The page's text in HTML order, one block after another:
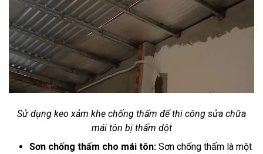
Sử dụng keo xảm khe chống thấm để thi công sửa chữa
mái tôn bị thấm dột
Sơn chống thấm cho mái tôn: Sơn chống thấm là một